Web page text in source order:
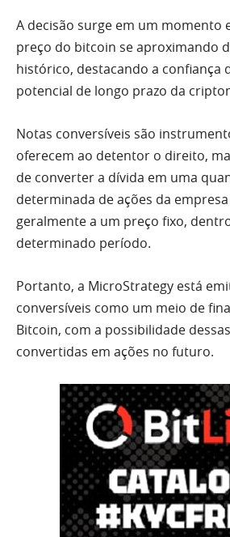
A decisão surge em um momento
preço do bitcoin se aproximando
histórico, destacando a confiança
potencial de longo prazo da
Notas conversíveis são
oferecem ao detentor o direito,
de converter a dívida em uma
determinada de ações da
geralmente a um preço fixo,
determinado período.
Portanto, a MicroStrategy está
conversíveis como um meio de
Bitcoin, com a possibilidade
convertidas em ações no futuro.